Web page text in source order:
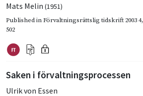
Mats Melin (1951)
Published inFörvaltningsrättslig tidskrift 2003 4,
502
Saken i förvaltningsprocessen
Ulrik von Essen